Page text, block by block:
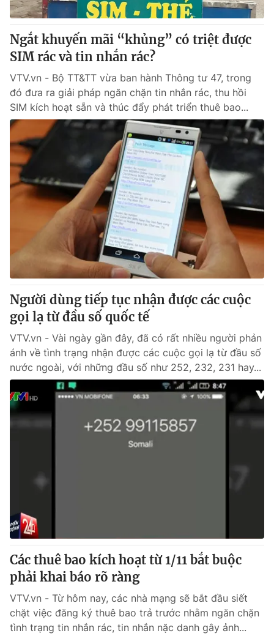
Ngắt khuyến mãi “khủng” có triệt được
SIM rác và tin nhắn rác?
VTV.vn - Bộ TT&TT vừa ban hành Thông tư 47, trong
đó đưa ra giải pháp ngăn chặn tin nhắn rác, thu hồi
SIM kích hoạt sẵn và thúc đẩy phát triển thuê bao...
Người dùng tiếp tục nhận được các cuộc
gọi lạ từ đầu số quốc tế
VTV.vn - Vài ngày gần đây, đã có rất nhiều người phản
ánh về tình trạng nhận được các cuộc gọi lạ từ đầu số
nước ngoài, với những đầu số như 252, 232, 231 hay...
Các thuê bao kích hoạt từ 1/11 bắt buộc
phải khai báo rõ ràng
VTV.vn - Từ hôm nay, các nhà mạng sẽ bắt đầu siết
chặt việc đăng ký thuê bao trả trước nhằm ngăn chặn
tình trạng tin nhắn rác, tin nhắn nặc danh gây ảnh...